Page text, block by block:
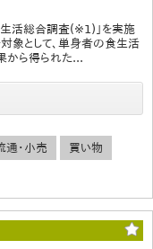
生活総合調査(※1)」を実施
象として、単身者の食生活
から得られた...
通・小売 買い物